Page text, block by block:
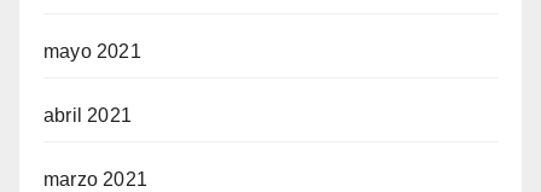
mayo 2021
abril 2021
marzo 2021